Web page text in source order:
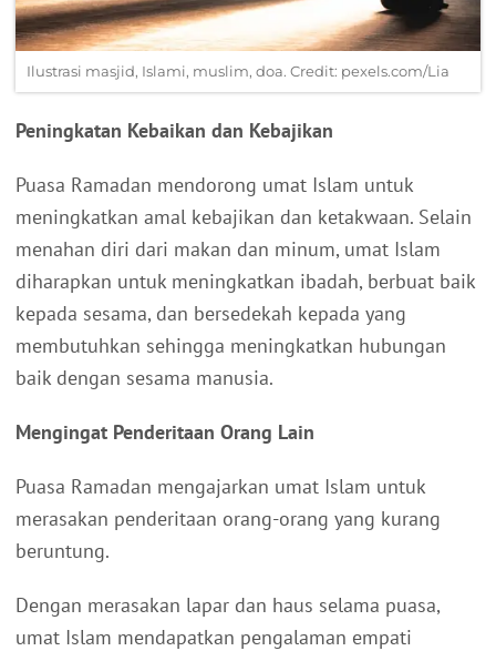
Ilustrasi masjid, Islami, muslim, doa. Credit: pexels.com/Lia
Peningkatan Kebaikan dan Kebajikan
Puasa Ramadan mendorong umat Islam untuk
meningkatkan amal kebajikan dan ketakwaan. Selain
menahan diri dari makan dan minum, umat Islam
diharapkan untuk meningkatkan ibadah, berbuat baik
kepada sesama, dan bersedekah kepada yang
membutuhkan sehingga meningkatkan hubungan
baik dengan sesama manusia.
Mengingat Penderitaan Orang Lain
Puasa Ramadan mengajarkan umat Islam untuk
merasakan penderitaan orang-orang yang kurang
beruntung.
Dengan merasakan lapar dan haus selama puasa,
umat Islam mendapatkan pengalaman empati